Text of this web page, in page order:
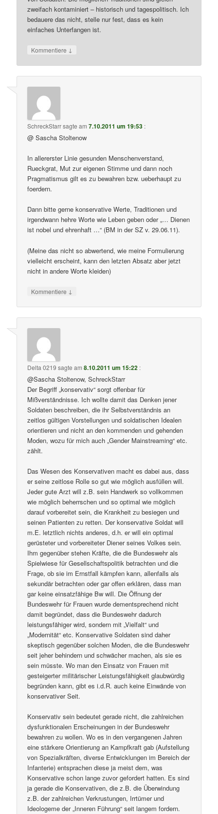
zweifach kontaminiert – historisch und tagespolitisch. Ich
bedauere das nicht, stelle nur fest, dass es kein
einfaches Unterfangen ist.
Kommentiere ↓
SchreckStarrsagte am7.10.2011 um 19:53 :
@ Sascha Stoltenow
In allererster Linie gesunden Menschenverstand,
Rueckgrat, Mut zur eigenen Stimme und dann noch
Pragmatismus gilt es zu bewahren bzw. ueberhaupt zu
foerdern.
Dann bitte gerne konservative Werte, Traditionen und
irgendwann hehre Worte wie Leben geben oder „… Dienen
ist nobel und ehrenhaft …“ (BM in der SZ v. 29.06.11).
(Meine das nicht so abwertend, wie meine Formulierung
vielleicht erscheint, kann den letzten Absatz aber jetzt
nicht in andere Worte kleiden)
Kommentiere ↓
Delta 0219 sagte am8.10.2011 um 15:22 :
@Sascha Stoltenow, SchreckStarr
Der Begriff „konservativ“ sorgt offenbar für
Mißverständnisse. Ich wollte damit das Denken jener
Soldaten beschreiben, die ihr Selbstverständnis an
zeitlos gültigen Vorstellungen und soldatischen Idealen
orientieren und nicht an den kommenden und gehenden
Moden, wozu für mich auch „Gender Mainstreaming“ etc.
zählt.
Das Wesen des Konservativen macht es dabei aus, dass
er seine zeitlose Rolle so gut wie möglich ausfüllen will.
Jeder gute Arzt will z.B. sein Handwerk so vollkommen
wie möglich beherrschen und so optimal wie möglich
darauf vorbereitet sein, die Krankheit zu besiegen und
seinen Patienten zu retten. Der konservative Soldat will
m.E. letztlich nichts anderes, d.h. er will ein optimal
gerüsteter und vorbereiteter Diener seines Volkes sein.
Ihm gegenüber stehen Kräfte, die die Bundeswehr als
Spielwiese für Gesellschaftspolitik betrachten und die
Frage, ob sie im Ernstfall kämpfen kann, allenfalls als
sekundär betrachten oder gar offen erklären, dass man
gar keine einsatzfähige Bw will. Die Öffnung der
Bundeswehr für Frauen wurde dementsprechend nicht
damit begründet, dass die Bundeswehr dadurch
leistungsfähiger wird, sondern mit „Vielfalt“ und
„Modernität“ etc. Konservative Soldaten sind daher
skeptisch gegenüber solchen Moden, die die Bundeswehr
seit jeher behindern und schwächer machen, als sie es
sein müsste. Wo man den Einsatz von Frauen mit
gesteigerter militärischer Leistungsfähigkeit glaubwürdig
begründen kann, gibt es i.d.R. auch keine Einwände von
konservativer Seit.
Konservativ sein bedeutet gerade nicht, die zahlreichen
dysfunktionalen Erscheinungen in der Bundeswehr
bewahren zu wollen. Wo es in den vergangenen Jahren
eine stärkere Orientierung an Kampfkraft gab (Aufstellung
von Spezialkräften, diverse Entwicklungen im Bereich der
Infanterie) entsprachen diese ja meist dem, was
Konservative schon lange zuvor gefordert hatten. Es sind
ja gerade die Konservativen, die z.B. die Überwindung
z.B. der zahlreichen Verkrustungen, Irrtümer und
Ideologeme der „Inneren Führung“ seit langem fordern.